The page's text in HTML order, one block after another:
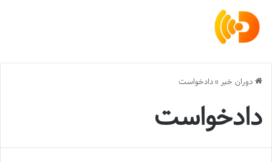
دوران خبر »دادخواست
دادخواست